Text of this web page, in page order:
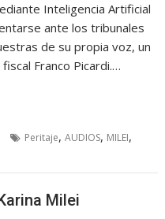
Inteligencia Artificial
ante los tribunales
de su propia voz, un
Franco Picardi.…
Peritaje,AUDIOS, MILEI,
Milei